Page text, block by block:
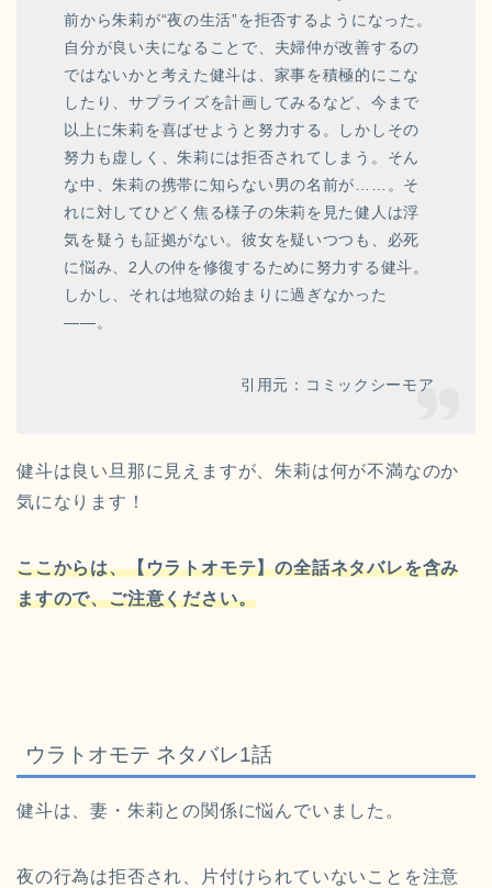
前から朱莉が“夜の生活”を拒否するようになった。
自分が良い夫になることで、夫婦仲が改善するの
ではないかと考えた健斗は、家事を積極的にこな
したり、サプライズを計画してみるなど、今まで
以上に朱莉を喜ばせようと努力する。しかしその
努力も虚しく、朱莉には拒否されてしまう。そん
な中、朱莉の携帯に知らない男の名前が……。そ
れに対してひどく焦る様子の朱莉を見た健人は浮
気を疑うも証拠がない。彼女を疑いつつも、必死
に悩み、2人の仲を修復するために努力する健斗。
しかし、それは地獄の始まりに過ぎなかった
――。
引用元：コミックシーモア
健斗は良い旦那に見えますが、朱莉は何が不満なのか
気になります！
ここからは、【ウラトオモテ】の全話ネタバレを含み
ますので、ご注意ください。
ウラトオモテ ネタバレ1話
健斗は、妻・朱莉との関係に悩んでいました。
夜の行為は拒否され、片付けられていないことを注意